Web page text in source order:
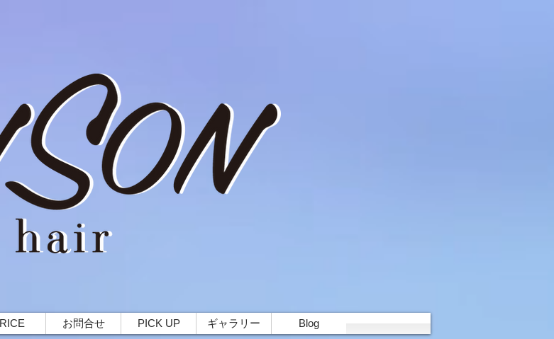
お問合せ PICK UP ギャラリー Blog